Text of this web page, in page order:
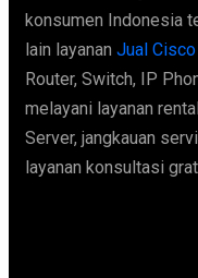
konsumen Indonesia
lain layanan Jual Cisco
Router, Switch, IP
melayani layanan
Server, jangkauan
layanan konsultasi